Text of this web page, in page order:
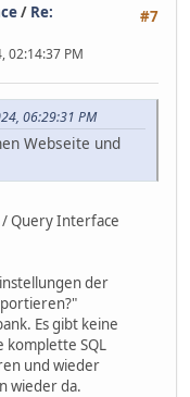
#7
/ Re:
02:14:37 PM
06:29:31 PM
Webseite und
Query Interface
der
Es gibt keine
komplette SQL
und wieder
wieder da.